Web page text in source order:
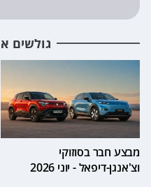
גולשים
מבצע חבר בסוזוקי
וצ'אנגן-דיפאל - יוני 2026